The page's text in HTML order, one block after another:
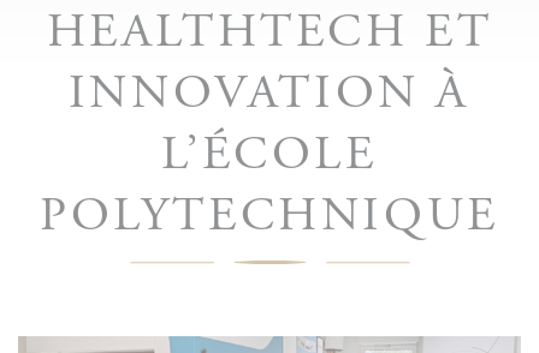
HEALTHTECH ET
INNOVATION À
L’ÉCOLE
POLYTECHNIQUE